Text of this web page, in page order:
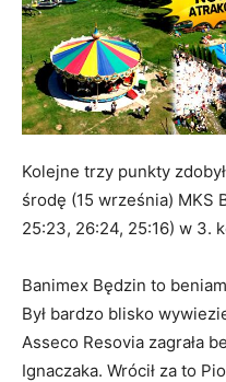
Kolejne trzy punkty
środę (15 września) MKS
25:23, 26:24, 25:16) w 3.
Banimex Będzin to
Był bardzo blisko
Asseco Resovia zagrała
Ignaczaka. Wrócił za to